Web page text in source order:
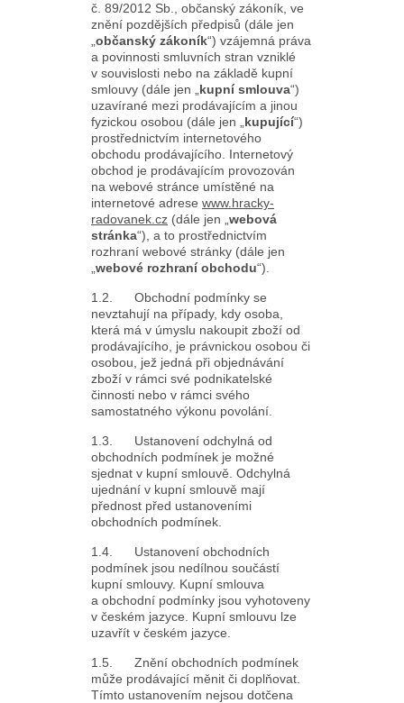
č. 89/2012 Sb., občanský zákoník, ve
znění pozdějších předpisů (dále jen
občanský zákoník“) vzájemná práva
a povinnosti smluvních stran vzniklé
v souvislosti nebo na základě kupní
smlouvy (dále jen „ kupní smlouva“)
uzavírané mezi prodávajícím a jinou
fyzickou osobou (dále jen „ kupující“)
prostřednictvím internetového
obchodu prodávajícího. Internetový
obchod je prodávajícím provozován
na webové stránce umístěné na
internetové adrese www.hracky-
radovanek.cz (dále jen „ webová
stránka“), a to prostřednictvím
rozhraní webové stránky (dále jen
webové rozhraní obchodu“).
1.2. Obchodní podmínky se
nevztahují na případy, kdy osoba,
která má v úmyslu nakoupit zboží od
prodávajícího, je právnickou osobou či
osobou, jež jedná při objednávání
zboží v rámci své podnikatelské
činnosti nebo v rámci svého
samostatného výkonu povolání.
1.3. Ustanovení odchylná od
obchodních podmínek je možné
sjednat v kupní smlouvě. Odchylná
ujednání v kupní smlouvě mají
přednost před ustanoveními
obchodních podmínek.
1.4. Ustanovení obchodních
podmínek jsou nedílnou součástí
kupní smlouvy. Kupní smlouva
a obchodní podmínky jsou vyhotoveny
v českém jazyce. Kupní smlouvu lze
uzavřít v českém jazyce.
1.5. Znění obchodních podmínek
může prodávající měnit či doplňovat.
Tímto ustanovením nejsou dotčena